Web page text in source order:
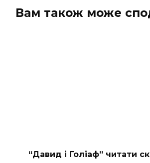
Вам також може
“Давид і Голіаф” читати